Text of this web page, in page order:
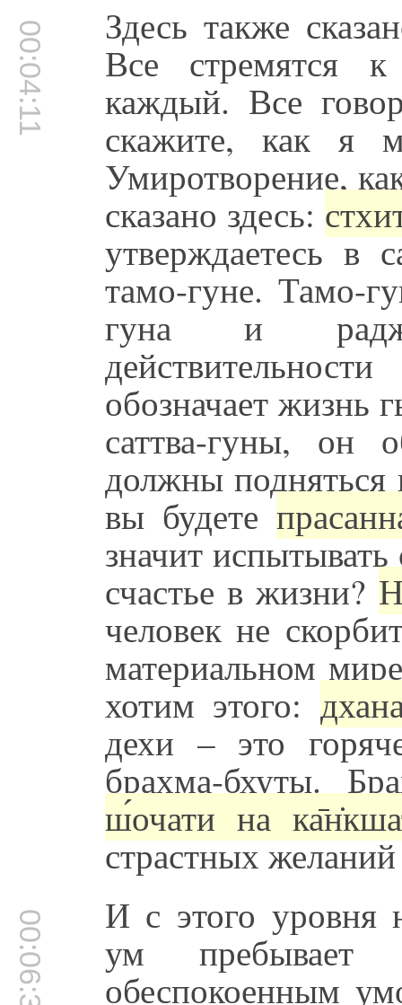
00:04:11 Здесь также
Все стремятся к
каждый. Все
скажите, как я
Умиротворение,
сказано здесь:
утверждаетесь в
тамо-гуне. Тамо-
гуна и
обозначает жизнь
саттва-гуны, он
должны подняться
вы будете
значит
счастье в жизни?
человек не
материальном
хотим этого:
дехи – это
брахма-бхуты.
ш́очати на
страстных
00:06:33 И с этого уровня
ум
обеспокоенным